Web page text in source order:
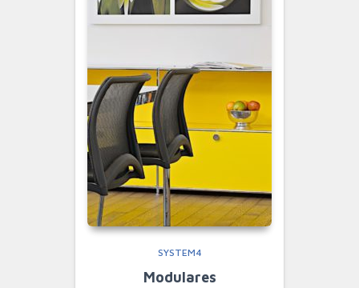
SYSTEM4
Modulares